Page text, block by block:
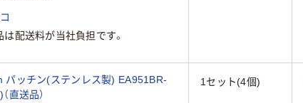
配送料が当社負担です。
パッチン(ステンレス製) EA951BR-
直送品）
1セット(4個)